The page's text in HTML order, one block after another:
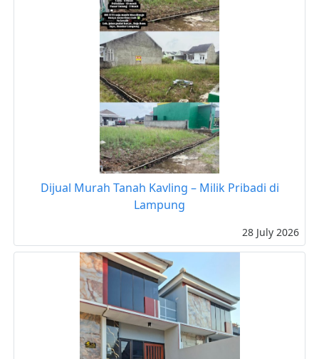
Dijual Murah Tanah Kavling – Milik Pribadi di
Lampung
28 July 2026